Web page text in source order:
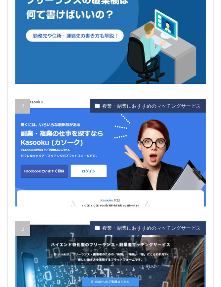
複業・副業におすすめのマッチングサービス
複業・副業におすすめのマッチングサービス